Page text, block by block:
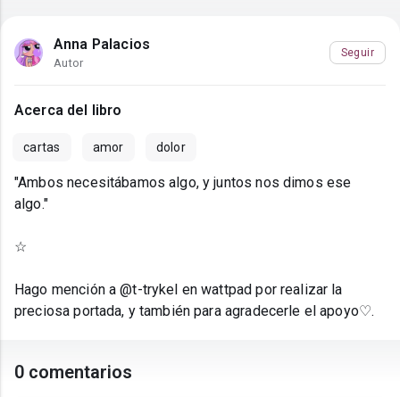
Anna Palacios
Autor
Seguir
Acerca del libro
cartas amor dolor
"Ambos necesitábamos algo, y juntos nos dimos ese
algo."
☆
Hago mención a @t-trykel en wattpad por realizar la
preciosa portada, y también para agradecerle el apoyo♡.
0 comentarios